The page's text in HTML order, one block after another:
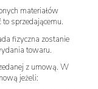
materiałów
sprzedającemu.
fizyczna zostanie
towaru.
z umową. W
jeżeli: